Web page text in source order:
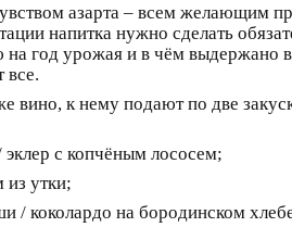
азарта – всем желающим
напитка нужно сделать
год урожая и в чём выдержано
все.
вино, к нему подают по две
эклер с копчёным лососем;
из утки;
/ коколардо на бородинском